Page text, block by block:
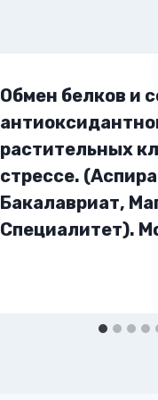
Обмен белков и
растительных
стрессе.
Бакалавриат,
Специалитет).